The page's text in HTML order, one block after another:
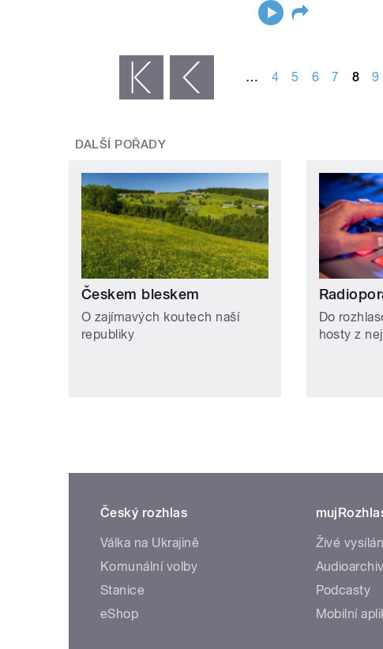
‹ předchozí … 4 5 6 7 8 9
DALŠÍ POŘADY
Českem bleskem
O zajímavých koutech naší
republiky
Do
hosty z
Český rozhlas
Válka na Ukrajině
Komunální volby
Stanice
eShop
Živé
Audioarchiv
Podcasty
Mobilní